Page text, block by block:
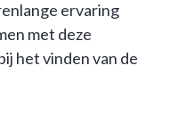
ervaring
met deze
het vinden van de